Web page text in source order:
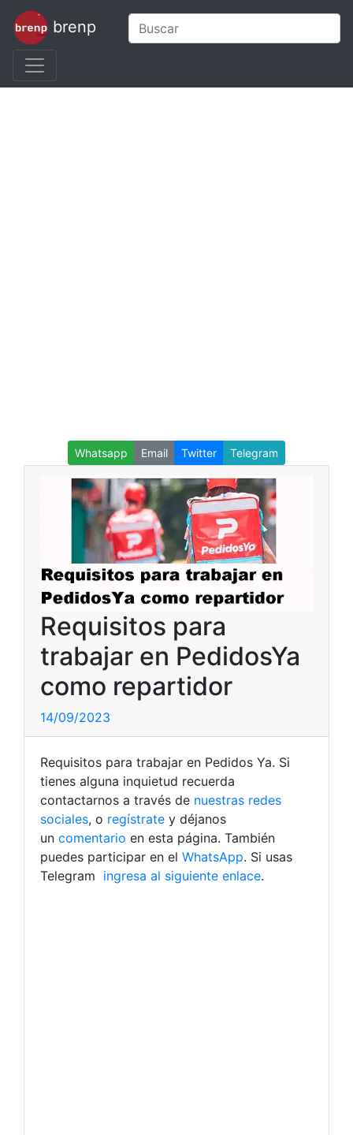
brenp
Whatsapp Email Twitter Telegram
Requisitos para
trabajar en PedidosYa
como repartidor
14/09/2023
Requisitos para trabajar en Pedidos Ya. Si
tienes alguna inquietud recuerda
contactarnos a través de nuestras redes
sociales, o regístrate y déjanos
un comentario en esta página. También
puedes participar en el WhatsApp. Si usas
Telegram ingresa al siguiente enlace.